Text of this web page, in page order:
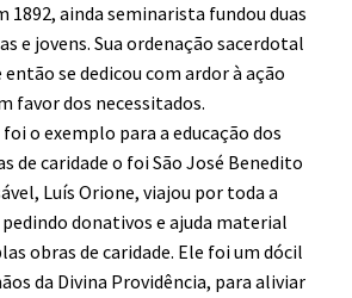
1892, ainda seminarista fundou duas
e jovens. Sua ordenação sacerdotal
então se dedicou com ardor à ação
favor dos necessitados.
foi o exemplo para a educação dos
de caridade o foi São José Benedito
Luís Orione, viajou por toda a
donativos e ajuda material
obras de caridade. Ele foi um dócil
da Divina Providência, para aliviar